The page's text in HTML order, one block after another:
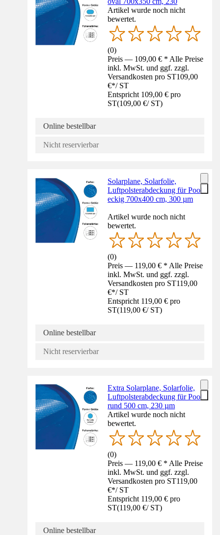
Artikel wurde noch nicht
bewertet.
(0)
Preis — 109,00 € * Alle Preise
inkl. MwSt. und ggf. zzgl.
Versandkosten pro ST109,00
€*/ ST
Entspricht 109,00 € pro
ST(109,00 €/ ST)
Online bestellbar
Nicht reservierbar
Solarplane, Solarfolie,
Luftpolsterabdeckung für Pool
eckig 700x400 cm, 300 µm
Artikel wurde noch nicht
bewertet.
(0)
Preis — 119,00 € * Alle Preise
inkl. MwSt. und ggf. zzgl.
Versandkosten pro ST119,00
€*/ ST
Entspricht 119,00 € pro
ST(119,00 €/ ST)
Online bestellbar
Nicht reservierbar
Extra Solarplane, Solarfolie,
Luftpolsterabdeckung für Pool
rund 500 cm, 230 µm
Artikel wurde noch nicht
bewertet.
(0)
Preis — 119,00 € * Alle Preise
inkl. MwSt. und ggf. zzgl.
Versandkosten pro ST119,00
€*/ ST
Entspricht 119,00 € pro
ST(119,00 €/ ST)
Online bestellbar